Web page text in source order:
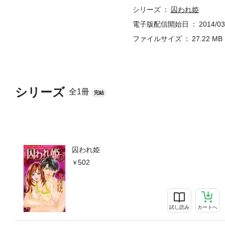
シリーズ 全1冊 完結
囚われ姫
502
試し読み カートへ
シリーズ
囚われ姫
電子版配信開始日
2014/
ファイルサイズ
27.22 MB